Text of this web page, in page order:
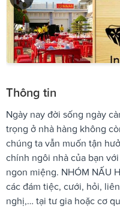
Thông tin
Ngày nay đời sống ngày
trọng ở nhà hàng không
chúng ta vẫn muốn tận
chính ngôi nhà của bạn
ngon miệng. NHÓM NẤU
các đám tiệc, cưới, hỏi,
nghị,… tại tư gia hoặc cơ